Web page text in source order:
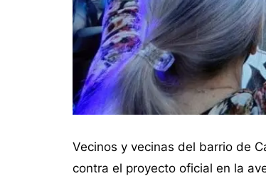
Vecinos y vecinas del barrio de
contra el proyecto oficial en la